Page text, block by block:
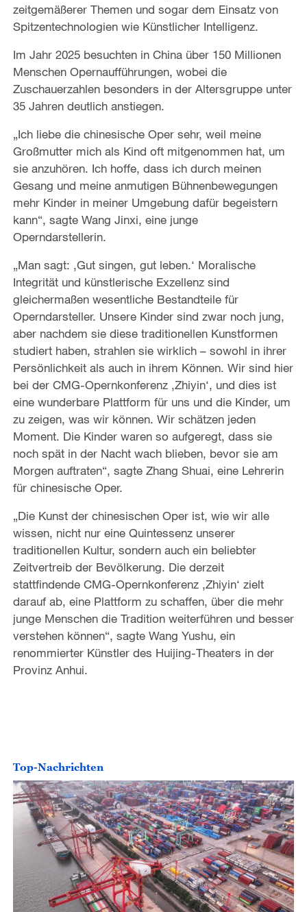
zeitgemäßerer Themen und sogar dem Einsatz von
Spitzentechnologien wie Künstlicher Intelligenz.
Im Jahr 2025 besuchten in China über 150 Millionen
Menschen Opernaufführungen, wobei die
Zuschauerzahlen besonders in der Altersgruppe unter
35 Jahren deutlich anstiegen.
„Ich liebe die chinesische Oper sehr, weil meine
Großmutter mich als Kind oft mitgenommen hat, um
sie anzuhören. Ich hoffe, dass ich durch meinen
Gesang und meine anmutigen Bühnenbewegungen
mehr Kinder in meiner Umgebung dafür begeistern
kann“, sagte Wang Jinxi, eine junge
Operndarstellerin.
„Man sagt: ‚Gut singen, gut leben.‘ Moralische
Integrität und künstlerische Exzellenz sind
gleichermaßen wesentliche Bestandteile für
Operndarsteller. Unsere Kinder sind zwar noch jung,
aber nachdem sie diese traditionellen Kunstformen
studiert haben, strahlen sie wirklich – sowohl in ihrer
Persönlichkeit als auch in ihrem Können. Wir sind hier
bei der CMG-Opernkonferenz ‚Zhiyin‘, und dies ist
eine wunderbare Plattform für uns und die Kinder, um
zu zeigen, was wir können. Wir schätzen jeden
Moment. Die Kinder waren so aufgeregt, dass sie
noch spät in der Nacht wach blieben, bevor sie am
Morgen auftraten“, sagte Zhang Shuai, eine Lehrerin
für chinesische Oper.
„Die Kunst der chinesischen Oper ist, wie wir alle
wissen, nicht nur eine Quintessenz unserer
traditionellen Kultur, sondern auch ein beliebter
Zeitvertreib der Bevölkerung. Die derzeit
stattfindende CMG-Opernkonferenz ‚Zhiyin‘ zielt
darauf ab, eine Plattform zu schaffen, über die mehr
junge Menschen die Tradition weiterführen und besser
verstehen können“, sagte Wang Yushu, ein
renommierter Künstler des Huijing-Theaters in der
Provinz Anhui.
Top-Nachrichten